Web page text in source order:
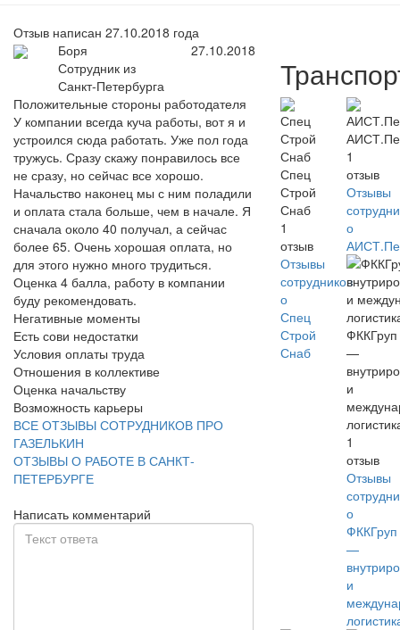
Отзыв написан 27.10.2018 года
Боря
Сотрудник из
Санкт-Петербурга
27.10.2018
Положительные стороны работодателя
У компании всегда куча работы, вот я и
устроился сюда работать. Уже пол года
тружусь. Сразу скажу понравилось все
не сразу, но сейчас все хорошо.
Начальство наконец мы с ним поладили
и оплата стала больше, чем в начале. Я
сначала около 40 получал, а сейчас
более 65. Очень хорошая оплата, но
для этого нужно много трудиться.
Оценка 4 балла, работу в компании
буду рекомендовать.
Негативные моменты
Есть сови недостатки
Условия оплаты труда
Отношения в коллективе
Оценка начальству
Возможность карьеры
ВСЕ ОТЗЫВЫ СОТРУДНИКОВ ПРО
ГАЗЕЛЬКИН
ОТЗЫВЫ О РАБОТЕ В САНКТ-
ПЕТЕРБУРГЕ
Написать комментарий
Спец
Строй
Снаб
1
отзыв
Отзывы
сотрудников
о
Спец
Строй
Снаб
1
отзыв
Отзывы
о
ФККГруп
—
и
1
отзыв
Отзывы
о
ФККГруп
—
и